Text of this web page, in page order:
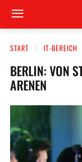
START IT-BEREICH
BERLIN: VON
ARENEN